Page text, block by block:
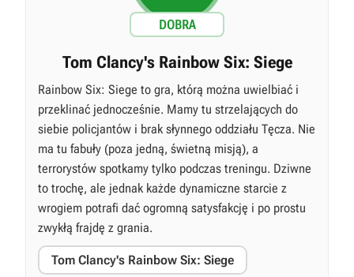
DOBRA
Tom Clancy's Rainbow Six: Siege
Rainbow Six: Siege to gra, którą można uwielbiać i
przeklinać jednocześnie. Mamy tu strzelających do
siebie policjantów i brak słynnego oddziału Tęcza. Nie
ma tu fabuły (poza jedną, świetną misją), a
terrorystów spotkamy tylko podczas treningu. Dziwne
to trochę, ale jednak każde dynamiczne starcie z
wrogiem potrafi dać ogromną satysfakcję i po prostu
zwykłą frajdę z grania.
Tom Clancy's Rainbow Six: Siege